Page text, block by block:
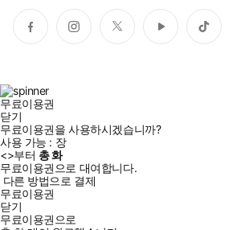
페
이
인
스
트
위
유
튜
틱
톡
무료이용권
닫기
무료이용권을 사용하시겠습니까?
사용 가능 : 장
<>부터 총화
무료이용권으로 대여합니다.
다른 방법으로 결제
무료이용권
닫기
무료이용권으로